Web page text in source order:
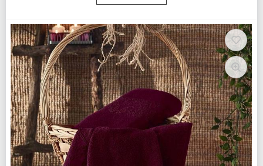
Плотность:
450 гр\м
Комплектация:
Полотенце 1 шт
Ткань:
Махра
Доставка:
Подробнее